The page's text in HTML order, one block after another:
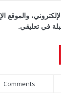
والموقع
في تعليقي.
Comments